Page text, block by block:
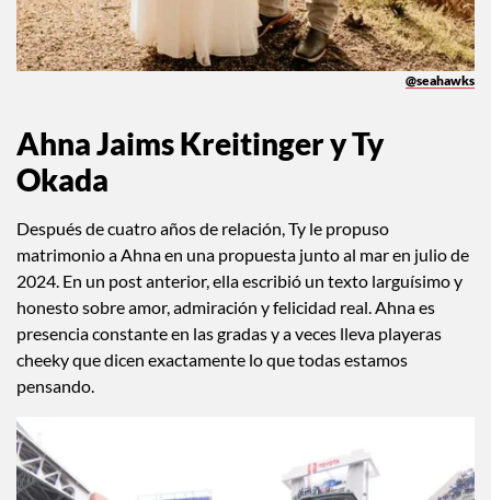
Ahna Jaims Kreitinger y Ty
Okada
Después de cuatro años de relación, Ty le propuso
matrimonio a Ahna en una propuesta junto al mar en julio de
2024. En un post anterior, ella escribió un texto larguísimo y
honesto sobre amor, admiración y felicidad real. Ahna es
presencia constante en las gradas y a veces lleva playeras
cheeky que dicen exactamente lo que todas estamos
pensando.